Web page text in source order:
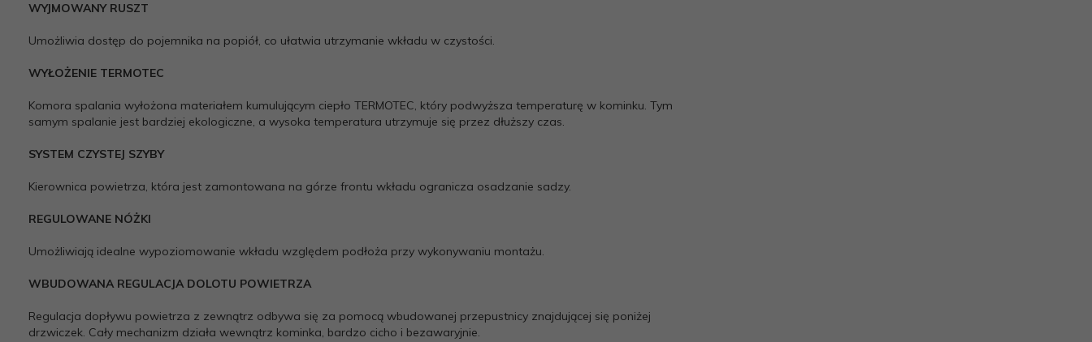
WYJMOWANY RUSZT
Umożliwia dostęp do pojemnika na popiół, co ułatwia utrzymanie wkładu w czystości.
WYŁOŻENIE TERMOTEC
Komora spalania wyłożona materiałem kumulującym ciepło TERMOTEC, który podwyższa temperaturę w kominku. Tym
samym spalanie jest bardziej ekologiczne, a wysoka temperatura utrzymuje się przez dłuższy czas.
SYSTEM CZYSTEJ SZYBY
Kierownica powietrza, która jest zamontowana na górze frontu wkładu ogranicza osadzanie sadzy.
REGULOWANE NÓŻKI
Umożliwiają idealne wypoziomowanie wkładu względem podłoża przy wykonywaniu montażu.
WBUDOWANA REGULACJA DOLOTU POWIETRZA
Regulacja dopływu powietrza z zewnątrz odbywa się za pomocą wbudowanej przepustnicy znajdującej się poniżej
drzwiczek. Cały mechanizm działa wewnątrz kominka, bardzo cicho i bezawaryjnie.